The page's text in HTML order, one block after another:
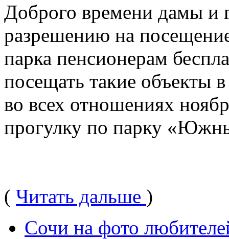
Доброго времени дамы и
разрешению на
парка пенсионерам
посещать такие объекты
во всех отношениях
прогулку по парку
( Читать дальше )
Сочи на фото